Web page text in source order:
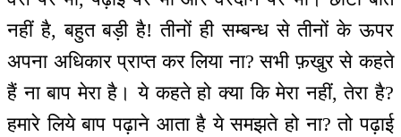
नहीं है, बहुत बड़ी है! तीनों ही सम्बन्ध से तीनों के ऊपर
अपना अधिकार प्राप्त कर लिया ना? सभी फ़खुर से कहते
हैं ना बाप मेरा है। ये कहते हो क्या कि मेरा नहीं, तेरा है?
हमारे लिये बाप पढ़ाने आता है ये समझते हो ना? तो पढ़ाई